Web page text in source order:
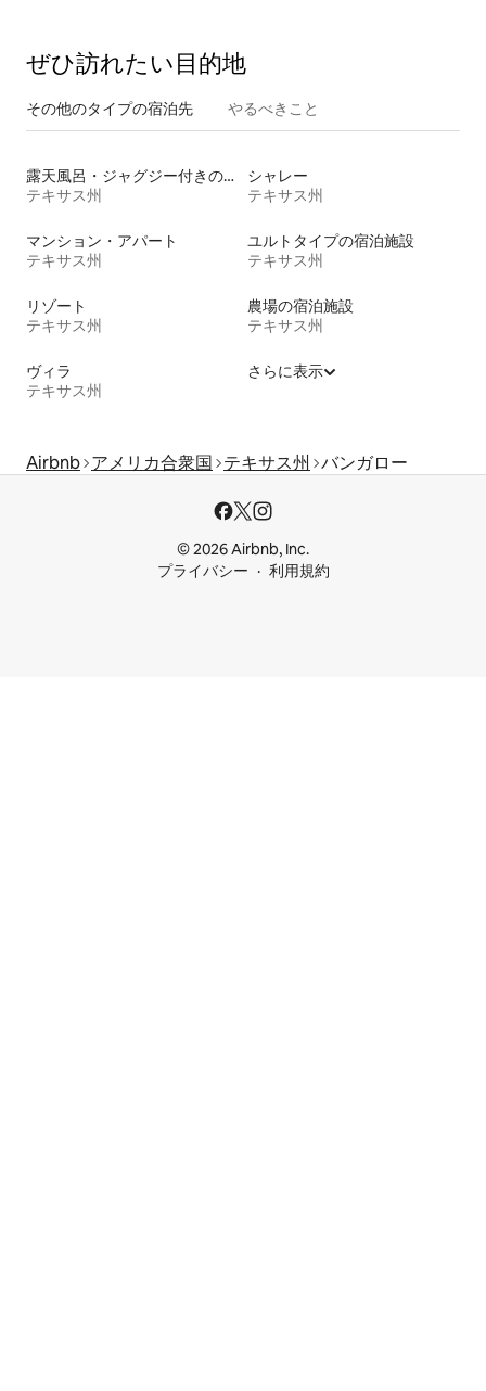
ぜひ訪⁠れ⁠た⁠い目⁠的⁠地
その他のタ⁠イ⁠プ⁠の宿⁠泊⁠先 やるべきこと
露天風呂・ジャグジー付きの宿泊施設
テキサス州
シャレー
テキサス州
マンション・アパート
テキサス州
ユルトタイプの宿泊施設
テキサス州
リゾート
テキサス州
農場の宿泊施設
テキサス州
ヴィラ
テキサス州
さらに表示
Airbnb アメリカ合衆国 テキサス州 バンガロー
© 2026 Airbnb, Inc.
プライバシー
利用規約